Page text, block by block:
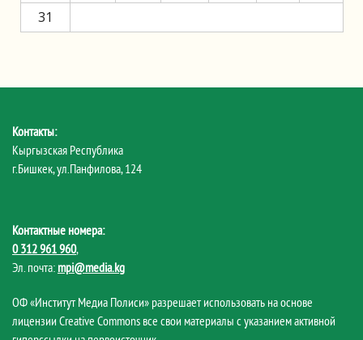
31
Контакты:
Кыргызская Республика
г.Бишкек, ул.Панфилова, 124
Контактные номера:
0 312 961 960,
Эл. почта: mpi@media.kg
ОФ «Институт Медиа Полиси» разрешает использовать на основе
лицензии Creative Commons все свои материалы с указанием активной